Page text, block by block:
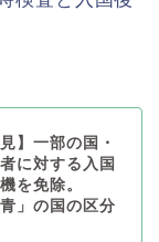
】一部の国・
に対する入国
を免除。
」の国の区分